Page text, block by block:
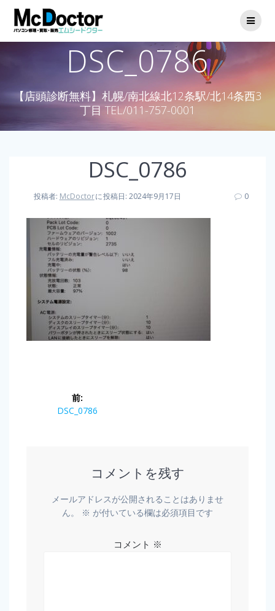
DSC_0786
【店頭診断無料】札幌/南北線北12条駅/北14条西3
丁目 TEL/011-757-0001
DSC_0786
投稿者: McDoctorに投稿日: 2024年9月17日 0
前:
DSC_0786
コメントを残す
メールアドレスが公開されることはありませ
ん。
※ が付いている欄は必須項目です
コメント ※